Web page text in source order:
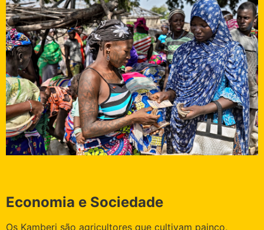
Economia e Sociedade
Os Kamberi são agricultores que cultivam painço,